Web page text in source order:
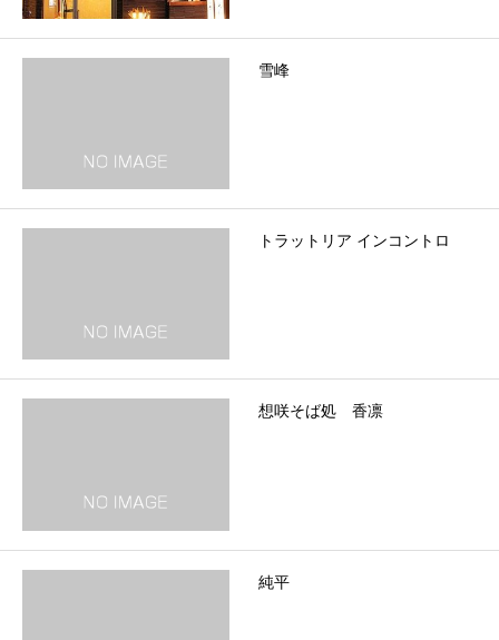
雪峰
トラットリア インコントロ
想咲そば処 香凛
純平